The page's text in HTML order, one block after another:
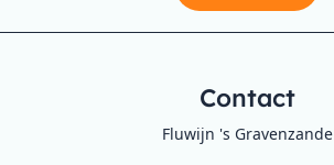
Contact
Fluwijn 's Gravenzande